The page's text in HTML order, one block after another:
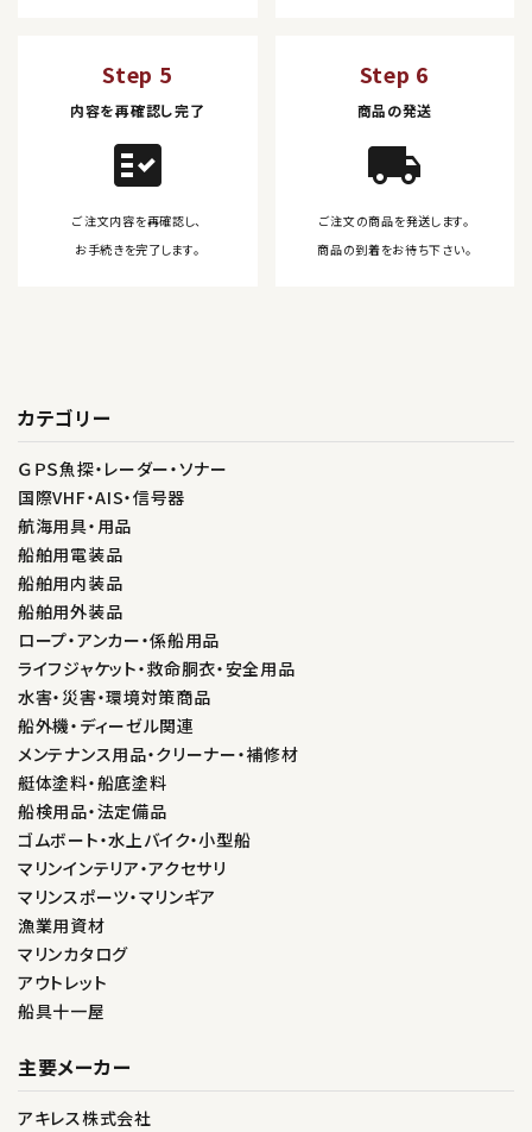
Step 5
内容を再確認し完了
fact_check
ご注文内容を再確認し、
お手続きを完了します。
Step 6
商品の発送
local_shipping
ご注文の商品を発送します。
商品の到着をお待ち下さい。
カテゴリー
ＧＰＳ魚探・レーダー・ソナー
国際VHF・AIS・信号器
航海用具・用品
船舶用電装品
船舶用内装品
船舶用外装品
ロープ・アンカー・係船用品
ライフジャケット・救命胴衣・安全用品
水害・災害・環境対策商品
船外機・ディーゼル関連
メンテナンス用品・クリーナー・補修材
艇体塗料・船底塗料
船検用品・法定備品
ゴムボート・水上バイク・小型船
マリンインテリア・アクセサリ
マリンスポーツ・マリンギア
漁業用資材
マリンカタログ
アウトレット
船具十一屋
主要メーカー
アキレス株式会社